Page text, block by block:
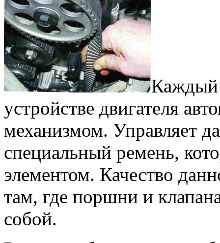
Каждый
устройстве двигателя
механизмом. Управляет
специальный ремень,
элементом. Качество
там, где поршни и
собой.